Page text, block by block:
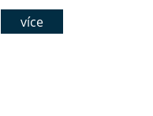
více